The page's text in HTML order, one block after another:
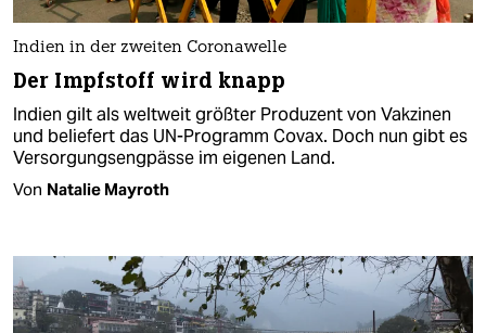
Indien in der zweiten Coronawelle
Der Impfstoff wird knapp
Indien gilt als weltweit größter Produzent von Vakzinen
und beliefert das UN-Programm Covax. Doch nun gibt es
Versorgungsengpässe im eigenen Land.
Von Natalie Mayroth